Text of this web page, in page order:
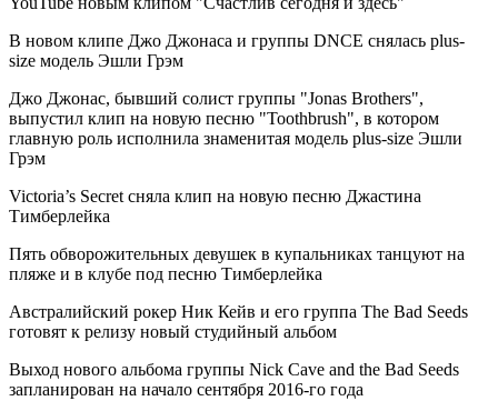
В новом клипе Джо Джонаса и группы DNCE снялась plus-
size модель Эшли Грэм
Джо Джонас, бывший солист группы "Jonas Brothers",
выпустил клип на новую песню "Toothbrush", в котором
главную роль исполнила знаменитая модель plus-size Эшли
Грэм
Victoria’s Secret сняла клип на новую песню Джастина
Тимберлейка
Пять обворожительных девушек в купальниках танцуют на
пляже и в клубе под песню Тимберлейка
Австралийский рокер Ник Кейв и его группа The Bad Seeds
готовят к релизу новый студийный альбом
Выход нового альбома группы Nick Cave and the Bad Seeds
запланирован на начало сентября 2016-го года